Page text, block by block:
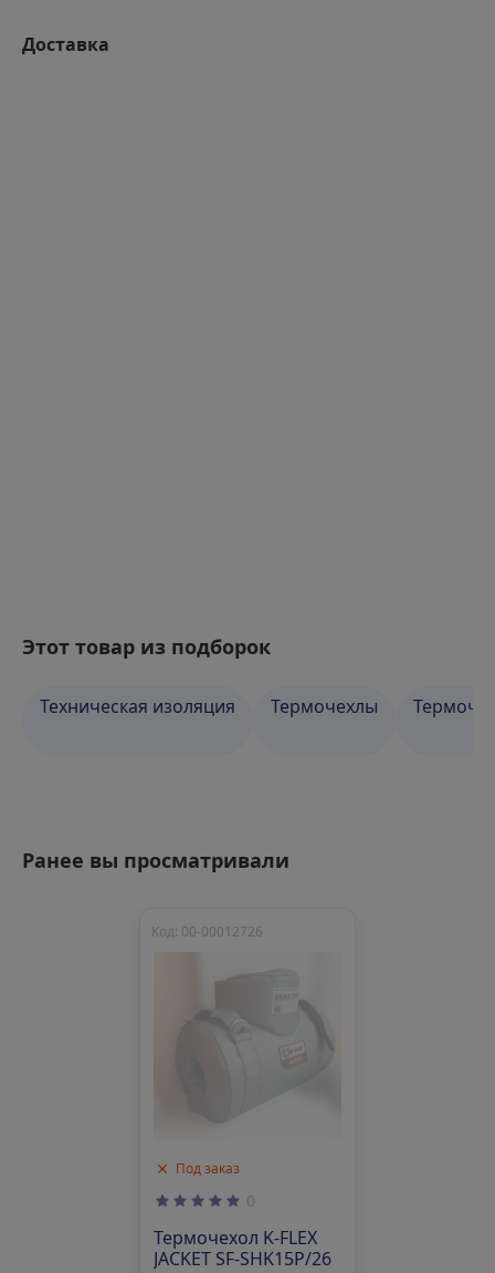
Доставка
Этот товар из подборок
Техническая изоляция Термочехлы
Ранее вы просматривали
Под заказ
Код: 00-00012726
0
Термочехол K-FLEX
JACKET SF-SHK15P/26